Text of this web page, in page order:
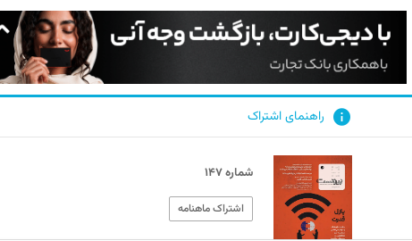
راهنمای اشتراک
شماره ۱۴۷
اشتراک ماهنامه